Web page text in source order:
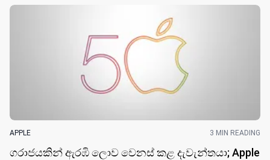
APPLE 3 MIN READING
ගරාජයකින් ඇරඹි ලොව වෙනස් කළ දැවැන්තයා; Apple